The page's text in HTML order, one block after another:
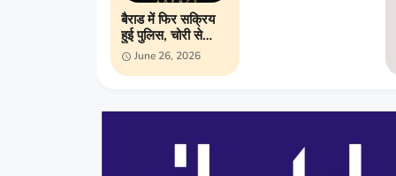
बैराड में फिर सक्रिय
हुई पुलिस, चोरी से
लेकर अवैध शराब तक
ताबड़तोड़ कार्रवाई;
June 26, 2026